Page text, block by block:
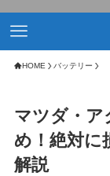
HOME バッテリー
マツダ・ア
め！絶対に
解説